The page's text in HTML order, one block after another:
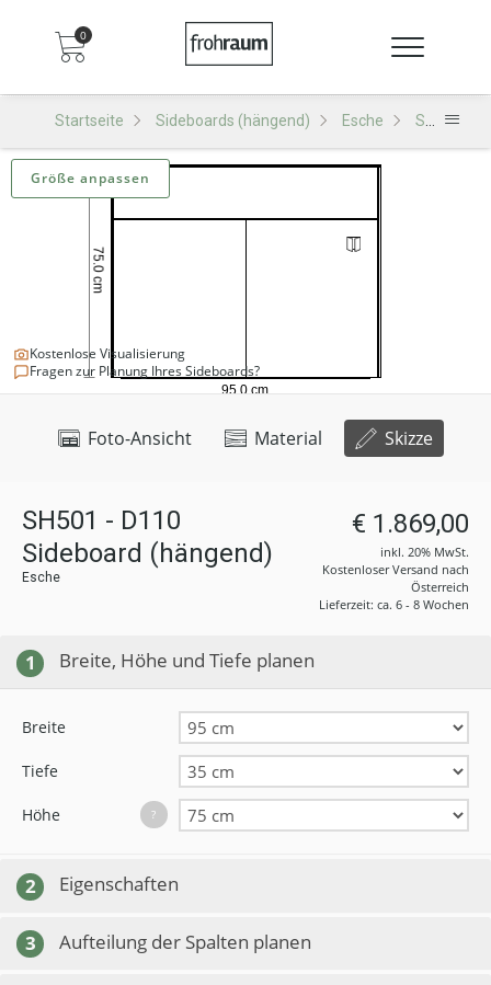
0
Startseite Sideboards (hängend) Esche SH501 Sideboard (hängend)
Foto-Ansicht Material Skizze
Kostenlose Visualisierung
Fragen zur Planung Ihres Sideboards?
Größe anpassen
SH501 - D110
Sideboard (hängend)
Esche
€ 1.869,00
inkl. 20% MwSt.
Kostenloser Versand nach
Österreich
Lieferzeit: ca. 6 - 8 Wochen
1 Breite, Höhe und Tiefe planen
Breite
Tiefe
Höhe ?
2 Eigenschaften
3 Aufteilung der Spalten planen